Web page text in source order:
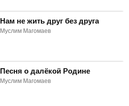
Нам не жить друг без друга
Муслим Магомаев
Песня о далёкой Родине
Муслим Магомаев